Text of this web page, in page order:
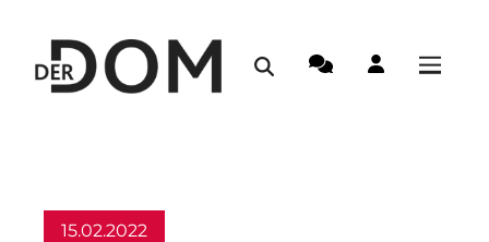
15.02.2022